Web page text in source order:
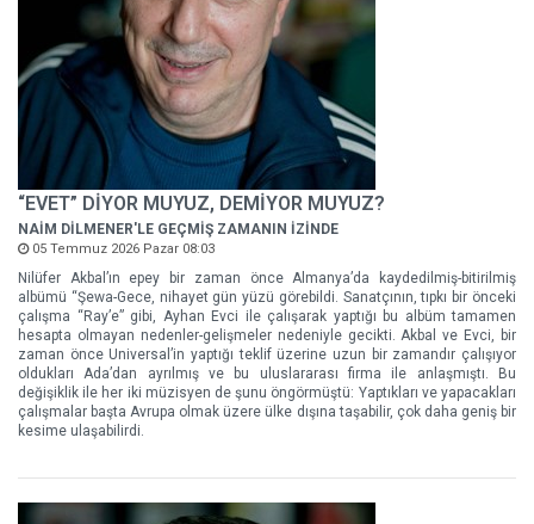
“EVET” DİYOR MUYUZ, DEMİYOR MUYUZ?
NAİM DİLMENER'LE GEÇMİŞ ZAMANIN İZİNDE
05 Temmuz 2026 Pazar 08:03
Nilüfer Akbal’ın epey bir zaman önce Almanya’da kaydedilmiş-bitirilmiş
albümü “Şewa-Gece, nihayet gün yüzü görebildi. Sanatçının, tıpkı bir önceki
çalışma “Ray’e” gibi, Ayhan Evci ile çalışarak yaptığı bu albüm tamamen
hesapta olmayan nedenler-gelişmeler nedeniyle gecikti. Akbal ve Evci, bir
zaman önce Universal’in yaptığı teklif üzerine uzun bir zamandır çalışıyor
oldukları Ada’dan ayrılmış ve bu uluslararası firma ile anlaşmıştı. Bu
değişiklik ile her iki müzisyen de şunu öngörmüştü: Yaptıkları ve yapacakları
çalışmalar başta Avrupa olmak üzere ülke dışına taşabilir, çok daha geniş bir
kesime ulaşabilirdi.